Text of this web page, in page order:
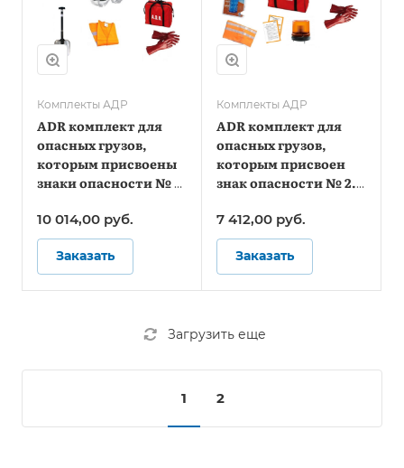
Комплекты АДР
ADR комплект для
опасных грузов,
которым присвоены
знаки опасности № 3,
и ТР ТС 018/2011)
10 014,00 руб.
Заказать
Комплекты АДР
ADR комплект для
опасных грузов,
которым присвоен
знак опасности № 2.3
7 412,00 руб.
Заказать
Загрузить еще
1 2